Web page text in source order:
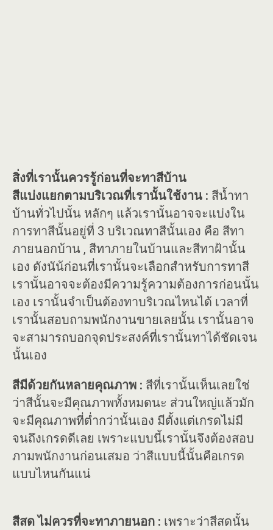
สิ่งที่เรานั้นควรรู้ก่อนที่จะทาสีบ้าน
สีแบ่งแยกตามบริเวณที่เรานั้นใช้งาน : สีน้ำทา
บ้านทั่วไปนั้น หลักๆ แล้วเรานั้นอาจจะแบ่งใน
การทาสีนั้นอยู่ที่ 3 บริเวณทาสีนั้นเอง คือ สีทา
ภายนอกบ้าน , สีทาภายในบ้านและสีทาฝ้านั้น
เอง ดังนัน้ก่อนที่เรานั้นจะเลือกสำหรับการทาสี
เรานั้นอาจจะต้องมีความรู้ความต้องการก่อนนั้น
เอง เรานั้นจำเป็นต้องทาบริเวณไหนได้ เวลาที่
เรานั้นสอบถามพนักงานขายเลยนั้น เรานั้นอาจ
จะสามารถบอกจุดประสงค์ที่เรานั้นทาได้ชัดเจน
นั้นเอง
สีมีด้วยกันหลายคุณภาพ : สีที่เรานั้นเห็นเลยใช่
ว่าสีนั้นจะมีคุณภาพทั้งหมดนะ ส่วนใหญ่แล้วมัก
จะมีคุณภาพที่ต่ำกว่านั้นเอง มีตั้งแต่เกรดไม่มี
จนถึงเกรดดีเลย เพราะแบบนี้เรานั้นจึงต้องสอบ
ภามพนักงานก่อนเสมอ ว่าสีแบบนี้นั้นคือเกรด
แบบไหนกันแน่
สีสด ไม่ควรที่จะทาภายนอก : เพราะว่าสีสดนั้น